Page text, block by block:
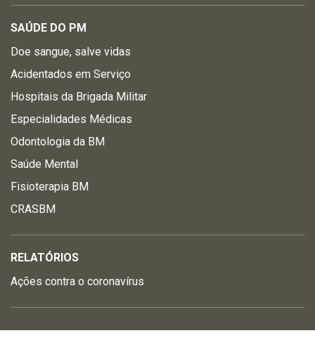
SAÚDE DO PM
Doe sangue, salve vidas
Acidentados em Serviço
Hospitais da Brigada Militar
Especialidades Médicas
Odontologia da BM
Saúde Mental
Fisioterapia BM
CRASBM
RELATÓRIOS
Ações contra o coronavírus